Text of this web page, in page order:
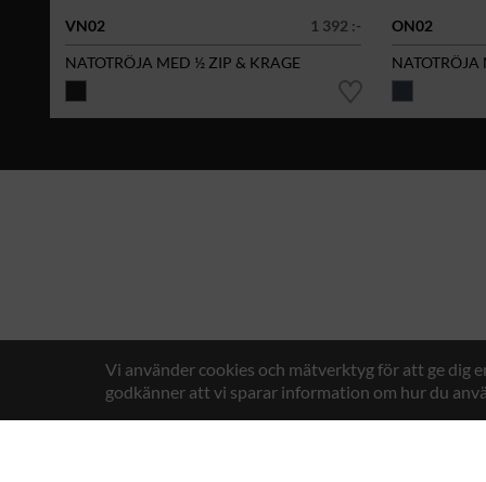
VN02
1 392 :-
NATOTRÖJA MED ½ ZIP & KRAGE
ON02
Vi använder cookies och mätverktyg för att ge dig
godkänner att vi sparar information om hur du